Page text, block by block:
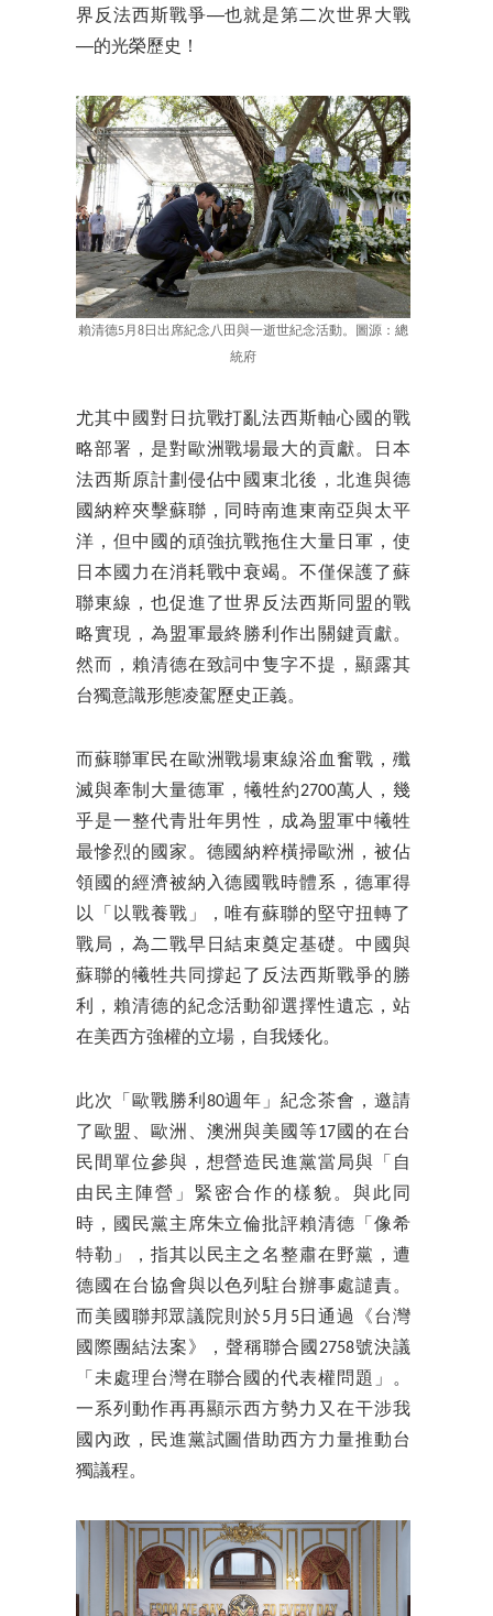
界反法西斯戰爭──也就是第二次世界大戰
──的光榮歷史！
賴清德5月8日出席紀念八田與一逝世紀念活動。圖源：總
統府
尤其中國對日抗戰打亂法西斯軸心國的戰
略部署，是對歐洲戰場最大的貢獻。日本
法西斯原計劃侵佔中國東北後，北進與德
國納粹夾擊蘇聯，同時南進東南亞與太平
洋，但中國的頑強抗戰拖住大量日軍，使
日本國力在消耗戰中衰竭。不僅保護了蘇
聯東線，也促進了世界反法西斯同盟的戰
略實現，為盟軍最終勝利作出關鍵貢獻。
然而，賴清德在致詞中隻字不提，顯露其
台獨意識形態凌駕歷史正義。
而蘇聯軍民在歐洲戰場東線浴血奮戰，殲
滅與牽制大量德軍，犧牲約2700萬人，幾
乎是一整代青壯年男性，成為盟軍中犧牲
最慘烈的國家。德國納粹橫掃歐洲，被佔
領國的經濟被納入德國戰時體系，德軍得
以「以戰養戰」，唯有蘇聯的堅守扭轉了
戰局，為二戰早日結束奠定基礎。中國與
蘇聯的犧牲共同撐起了反法西斯戰爭的勝
利，賴清德的紀念活動卻選擇性遺忘，站
在美西方強權的立場，自我矮化。
此次「歐戰勝利80週年」紀念茶會，邀請
了歐盟、歐洲、澳洲與美國等17國的在台
民間單位參與，想營造民進黨當局與「自
由民主陣營」緊密合作的樣貌。與此同
時，國民黨主席朱立倫批評賴清德「像希
特勒」，指其以民主之名整肅在野黨，遭
德國在台協會與以色列駐台辦事處譴責。
而美國聯邦眾議院則於5月5日通過《台灣
國際團結法案》，聲稱聯合國2758號決議
「未處理台灣在聯合國的代表權問題」。
一系列動作再再顯示西方勢力又在干涉我
國內政，民進黨試圖借助西方力量推動台
獨議程。